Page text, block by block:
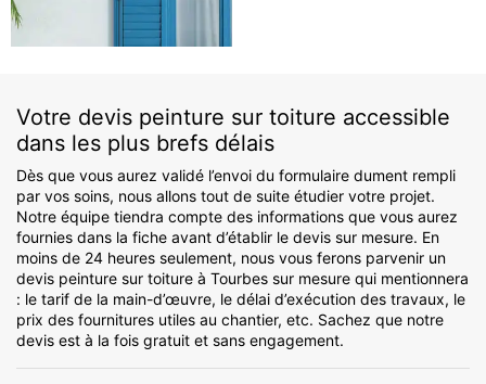
Votre devis peinture sur toiture accessible
dans les plus brefs délais
Dès que vous aurez validé l’envoi du formulaire dument rempli
par vos soins, nous allons tout de suite étudier votre projet.
Notre équipe tiendra compte des informations que vous aurez
fournies dans la fiche avant d’établir le devis sur mesure. En
moins de 24 heures seulement, nous vous ferons parvenir un
devis peinture sur toiture à Tourbes sur mesure qui mentionnera
: le tarif de la main-d’œuvre, le délai d’exécution des travaux, le
prix des fournitures utiles au chantier, etc. Sachez que notre
devis est à la fois gratuit et sans engagement.